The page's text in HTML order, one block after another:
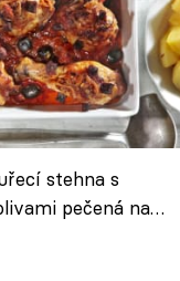
stehna s
pečená na